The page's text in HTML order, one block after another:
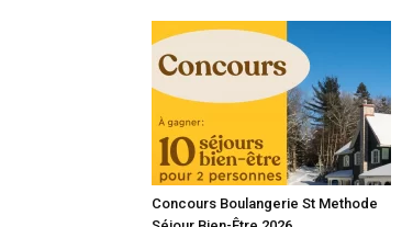
Concours Boulangerie St Methode